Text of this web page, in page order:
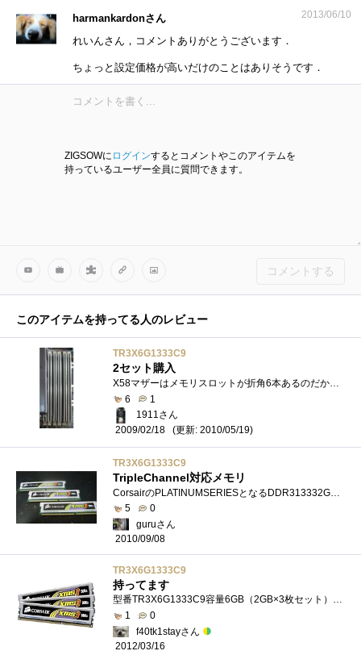
harmankardonさん 2013/06/10
れいんさん，コメントありがとうございます．
ちょっと設定価格が高いだけのことはありそうです．
ZIGSOWに ログインするとコメントやこのアイテムを
持っているユーザー全員に質問できます。
コメントする
このアイテムを持ってる人のレビュー
TR3X6G1333C9
2セット購入
X58マザーはメモリスロットが折角6本あるのだから埋めなければもったいないと思い12GB分買ってきました。安いメモリで相性問題、Memtest真っ赤な�...
6
1
1911さん
2009/02/18
(更新: 2010/05/19)
TR3X6G1333C9
TripleChannel対応メモリ
5
0
guruさん
2010/09/08
TR3X6G1333C9
持ってます
型番TR3X6G1333C9容量6GB（2GB×3枚セット）規格DDR3PC3-10600(DDR3-1333MHz)種類240PinDDR3-SDRAMUnbufferedDIMM転送クロック1333MHzサイズ32×133mmレイテンシCL=9-9-9-24SPDJEDEC...
1
0
f40tk1stayさん
2012/03/16